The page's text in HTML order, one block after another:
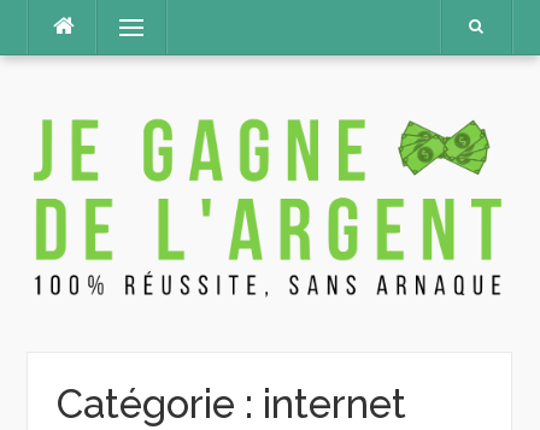
contenu
Menu
Catégorie : internet